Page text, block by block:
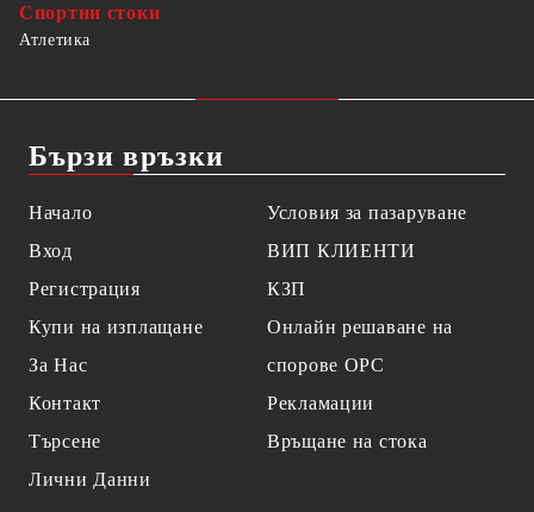
Спортни стоки
Атлетика
Бързи връзки
Начало
Вход
Регистрация
Купи на изплащане
За Нас
Контакт
Търсене
Лични Данни
Условия за пазаруване
ВИП КЛИЕНТИ
КЗП
Онлайн решаване на
спорове OPC
Рекламации
Връщане на стока